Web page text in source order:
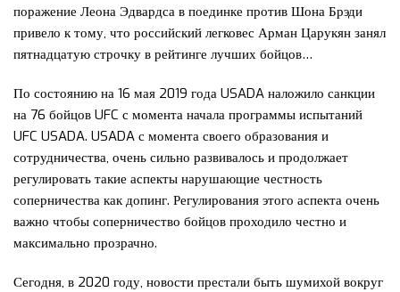
поражение Леона Эдвардса в поединке против Шона Брэди
привело к тому, что российский легковес Арман Царукян занял
пятнадцатую строчку в рейтинге лучших бойцов…
По состоянию на 16 мая 2019 года USADA наложило санкции
на 76 бойцов UFC с момента начала программы испытаний
UFC USADA. USADA с момента своего образования и
сотрудничества, очень сильно развивалось и продолжает
регулировать такие аспекты нарушающие честность
соперничества как допинг. Регулирования этого аспекта очень
важно чтобы соперничество бойцов проходило честно и
максимально прозрачно.
Сегодня, в 2020 году, новости престали быть шумихой вокруг